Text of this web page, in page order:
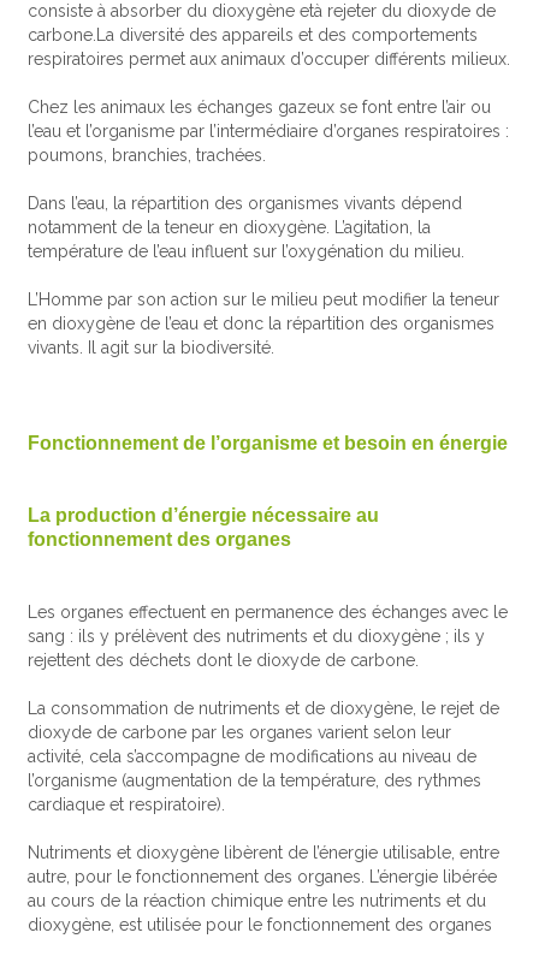
consiste à absorber du dioxygène età rejeter du dioxyde de
carbone.La diversité des appareils et des comportements
respiratoires permet aux animaux d’occuper différents milieux.
Chez les animaux les échanges gazeux se font entre l’air ou
l’eau et l’organisme par l’intermédiaire d’organes respiratoires :
poumons, branchies, trachées.
Dans l’eau, la répartition des organismes vivants dépend
notamment de la teneur en dioxygène. L’agitation, la
température de l’eau influent sur l’oxygénation du milieu.
L’Homme par son action sur le milieu peut modifier la teneur
en dioxygène de l’eau et donc la répartition des organismes
vivants. Il agit sur la biodiversité.
Fonctionnement de l’organisme et besoin en énergie
La production d’énergie nécessaire au
fonctionnement des organes
Les organes effectuent en permanence des échanges avec le
sang : ils y prélèvent des nutriments et du dioxygène ; ils y
rejettent des déchets dont le dioxyde de carbone.
La consommation de nutriments et de dioxygène, le rejet de
dioxyde de carbone par les organes varient selon leur
activité, cela s’accompagne de modifications au niveau de
l’organisme (augmentation de la température, des rythmes
cardiaque et respiratoire).
Nutriments et dioxygène libèrent de l’énergie utilisable, entre
autre, pour le fonctionnement des organes. L’énergie libérée
au cours de la réaction chimique entre les nutriments et du
dioxygène, est utilisée pour le fonctionnement des organes